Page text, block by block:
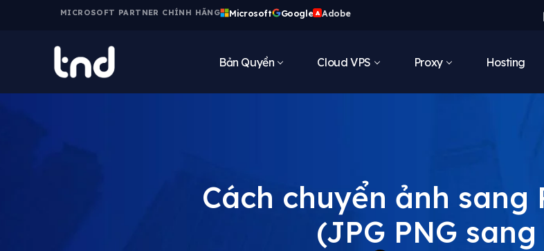
MICROSOFT PARTNER CHÍNH HÃNG Microsoft Google A Adobe
Bản Quyền Cloud VPS Proxy Hosting
Cách chuyển ảnh sang
(JPG PNG sang